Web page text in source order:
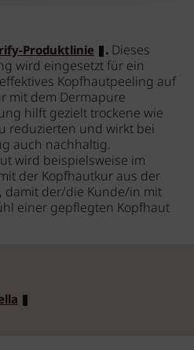
Produktlinie . Dieses
wird eingesetzt für ein
Kopfhautpeeling auf
mit dem Dermapure
hilft gezielt trockene wie
reduzierten und wirkt bei
auch nachhaltig.
wird beispielsweise im
der Kopfhautkur aus der
damit der/die Kunde/in mit
einer gepflegten Kopfhaut